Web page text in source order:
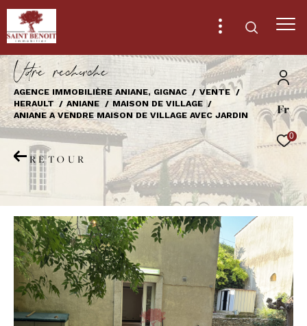
Fr
0
Vore recece
AGENCE IMMOBILIÈRE ANIANE, GIGNAC
VENTE
HERAULT
ANIANE
MAISON DE VILLAGE
ANIANE A VENDRE MAISON DE VILLAGE AVEC JARDIN
RETOUR
Effectuer une recherche
et trouver le bien qui correspond à vos
critères
Type
Vente
Type
de
bien
Type de bien
Ville